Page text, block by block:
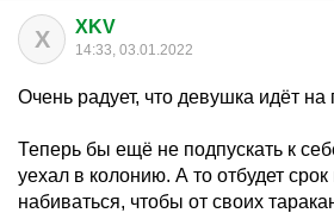
X XKV
14:33, 03.01.2022
Очень радует, что девушка идёт на
Теперь бы ещё не подпускать к
уехал в колонию. А то отбудет срок
набиваться, чтобы от своих